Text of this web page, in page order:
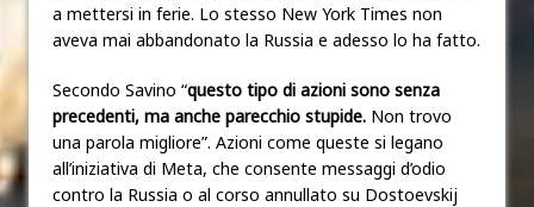
a mettersi in ferie. Lo stesso New York Times non
aveva mai abbandonato la Russia e adesso lo ha fatto.
Secondo Savino “questo tipo di azioni sono senza
precedenti, ma anche parecchio stupide. Non trovo
una parola migliore”. Azioni come queste si legano
all’iniziativa di Meta, che consente messaggi d’odio
contro la Russia o al corso annullato su Dostoevskij